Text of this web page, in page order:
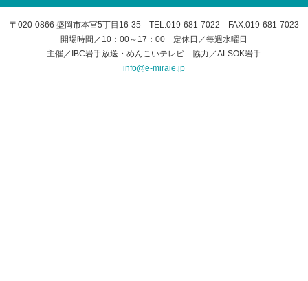
〒020-0866 盛岡市本宮5丁目16-35 TEL.019-681-7022 FAX.019-681-7023
開場時間／10：00～17：00 定休日／毎週水曜日
主催／IBC岩手放送・めんこいテレビ 協力／ALSOK岩手
info@e-miraie.jp